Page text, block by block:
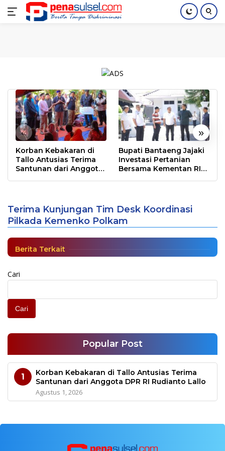
Langsung
Home Nasional Pendidikan Index
« »
Korban Kebakaran di
Tallo Antusias Terima
Santunan dari Anggota
Bupati Bantaeng Jajaki
Investasi Pertanian
Bersama Kementan RI
Terima Kunjungan Tim Desk Koordinasi
Pilkada Kemenko Polkam
Pilkada Kemenko Polkam, Abd Rauf
Sebut Gowa Relatif Aman dan Kondusif
Berita|November 24, 2024
Berita Terkait
Cari
Cari
Popular Post
1
Korban Kebakaran di Tallo Antusias Terima
Santunan dari Anggota DPR RI Rudianto Lallo
Agustus 1, 2026